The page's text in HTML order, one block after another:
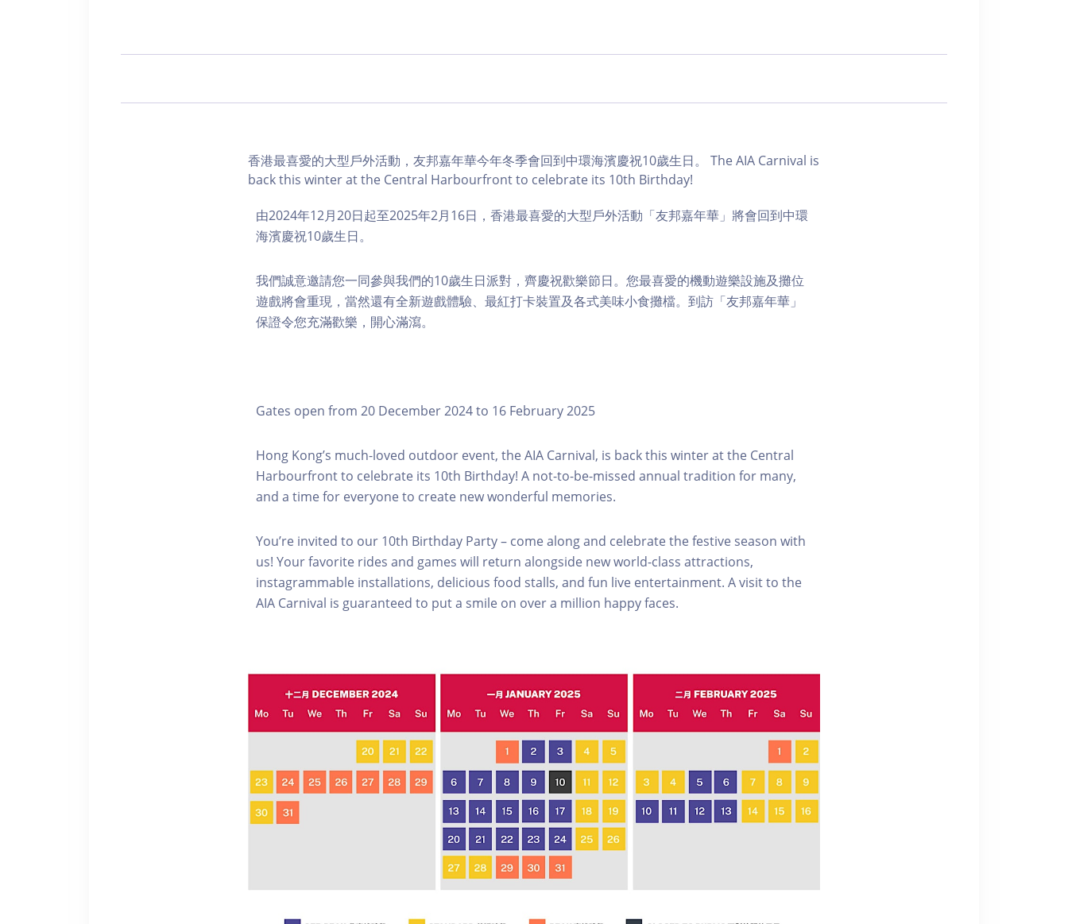
香港最喜愛的大型戶外活動，友邦嘉年華今年冬季會回到中環海濱慶祝10歲生日。 The AIA Carnival is
back this winter at the Central Harbourfront to celebrate its 10th Birthday!
由2024年12月20日起至2025年2月16日，香港最喜愛的大型戶外活動「友邦嘉年華」將會回到中環
海濱慶祝10歲生日。
我們誠意邀請您一同參與我們的10歲生日派對，齊慶祝歡樂節日。您最喜愛的機動遊樂設施及攤位
遊戲將會重現，當然還有全新遊戲體驗、最紅打卡裝置及各式美味小食攤檔。到訪「友邦嘉年華」
保證令您充滿歡樂，開心滿瀉。
Gates open from 20 December 2024 to 16 February 2025
Hong Kong’s much-loved outdoor event, the AIA Carnival, is back this winter at the Central
Harbourfront to celebrate its 10th Birthday! A not-to-be-missed annual tradition for many,
and a time for everyone to create new wonderful memories.
You’re invited to our 10th Birthday Party – come along and celebrate the festive season with
us! Your favorite rides and games will return alongside new world-class attractions,
instagrammable installations, delicious food stalls, and fun live entertainment. A visit to the
AIA Carnival is guaranteed to put a smile on over a million happy faces.